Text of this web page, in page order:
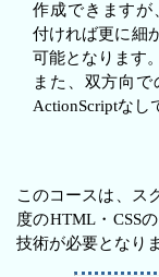
作成できますが
付ければ更に細
可能となります。
また、双方向
ActionScriptなし
このコースは、ス
度のHTML・CSS
技術が必要となり